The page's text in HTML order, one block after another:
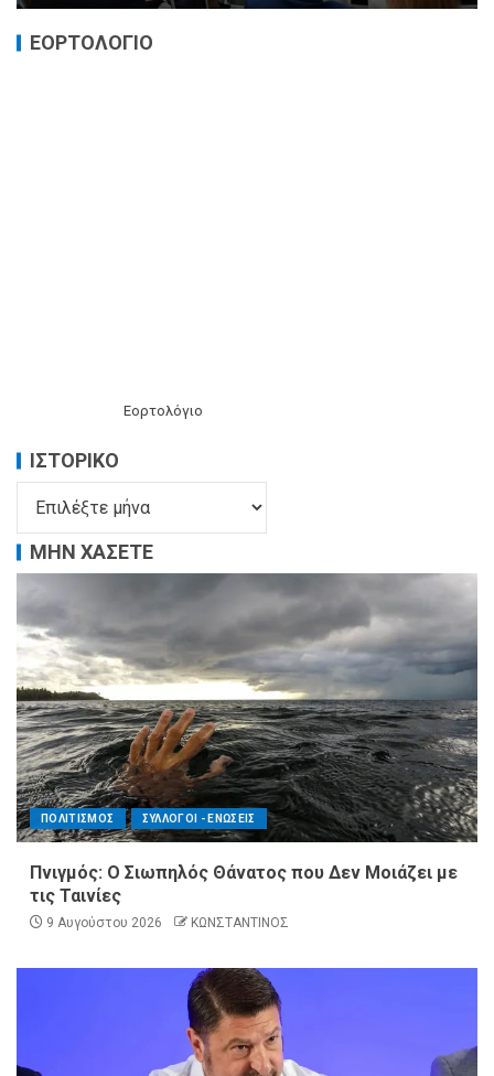
ΕΟΡΤΟΛΟΓΙΟ
Εορτολόγιο
ΙΣΤΟΡΙΚΌ
ΜΗΝ ΧΑΣΕΤΕ
ΠΟΛΙΤΙΣΜΟΣ ΣΥΛΛΟΓΟΙ - ΕΝΩΣΕΙΣ
Πνιγμός: Ο Σιωπηλός Θάνατος που Δεν Μοιάζει με
τις Ταινίες
9 Αυγούστου 2026 ΚΩΝΣΤΑΝΤΙΝΟΣ